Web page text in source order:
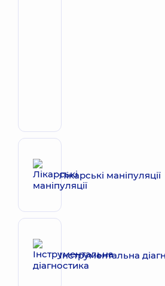
Лікарські маніпуляції
Інструментальна